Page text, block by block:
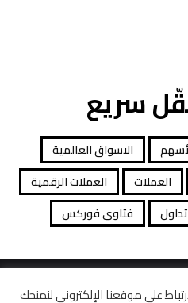
سريع
الاسواق العالمية
العملات
العملات الرقمية
فتاوى فوركس
التداول © 2026
على موقعنا الإلكتروني لنمنحك